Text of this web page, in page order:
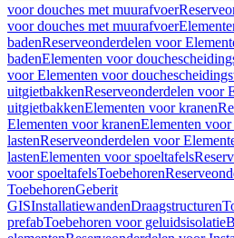
voor douches met muurafvoer
voor douches met muurafvoer
badenReserveonderdelen voor
badenElementen voor
voor Elementen voor
uitgietbakkenReserveonderdelen voor
uitgietbakkenElementen voor kranen
Elementen voor kranenElementen
lastenReserveonderdelen voor
lastenElementen voor spoeltafels
voor spoeltafelsToebehoren
ToebehorenGeberit
GISInstallatiewandenDraagstructuren
prefabToebehoren voor geluidsisolatie